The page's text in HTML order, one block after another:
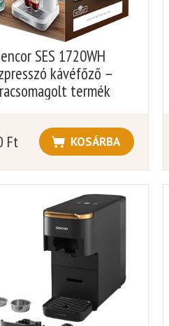
SES 1720WH
kávéfőző –
termék
Ft KOSÁRBA